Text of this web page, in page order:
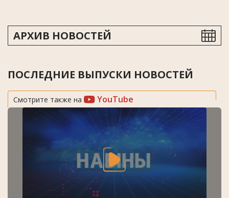
АРХИВ НОВОСТЕЙ
ПОСЛЕДНИЕ ВЫПУСКИ НОВОСТЕЙ
Смотрите также на YouTube